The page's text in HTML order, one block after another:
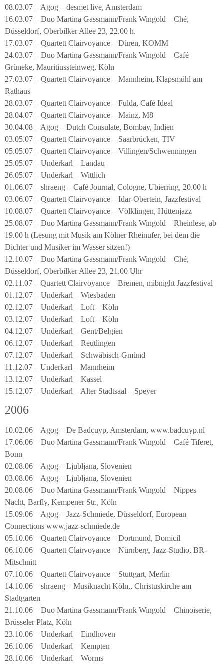
08.03.07 – Agog – desmet live, Amsterdam
16.03.07 – Duo Martina Gassmann/Frank Wingold – Ché,
Düsseldorf, Oberbilker Allee 23, 22.00 h.
17.03.07 – Quartett Clairvoyance – Düren, KOMM
24.03.07 – Duo Martina Gassmann/Frank Wingold – Café
Grüneke, Mauritiussteinweg, Köln
27.03.07 – Quartett Clairvoyance – Mannheim, Klapsmühl am
Rathaus
28.03.07 – Quartett Clairvoyance – Fulda, Café Ideal
28.04.07 – Quartett Clairvoyance – Mainz, M8
30.04.08 – Agog – Dutch Consulate, Bombay, Indien
03.05.07 – Quartett Clairvoyance – Saarbrücken, TIV
05.05.07 – Quartett Clairvoyance – Villingen/Schwenningen
25.05.07 – Underkarl – Landau
26.05.07 – Underkarl – Wittlich
01.06.07 – shraeng – Café Journal, Cologne, Ubierring, 20.00 h
03.06.07 – Quartett Clairvoyance – Idar-Obertein, Jazzfestival
10.08.07 – Quartett Clairvoyance – Völklingen, Hüttenjazz
25.08.07 – Duo Martina Gassmann/Frank Wingold – Rheinlese, ab
19.00 h (Lesung mit Musik am Kölner Rheinufer, bei dem die
Dichter und Musiker im Wasser sitzen!)
12.10.07 – Duo Martina Gassmann/Frank Wingold – Ché,
Düsseldorf, Oberbilker Allee 23, 21.00 Uhr
02.11.07 – Quartett Clairvoyance – Bremen, mibnight Jazzfestival
01.12.07 – Underkarl – Wiesbaden
02.12.07 – Underkarl – Loft – Köln
03.12.07 – Underkarl – Loft – Köln
04.12.07 – Underkarl – Gent/Belgien
06.12.07 – Underkarl – Reutlingen
07.12.07 – Underkarl – Schwäbisch-Gmünd
11.12.07 – Underkarl – Mannheim
13.12.07 – Underkarl – Kassel
15.12.07 – Underkarl – Alter Stadtsaal – Speyer
2006
10.02.06 – Agog – De Badcuyp, Amsterdam, www.badcuyp.nl
17.06.06 – Duo Martina Gassmann/Frank Wingold – Café Tiferet,
Bonn
02.08.06 – Agog – Ljubljana, Slovenien
03.08.06 – Agog – Ljubljana, Slovenien
20.08.06 – Duo Martina Gassmann/Frank Wingold – Nippes
Nacht, Barfly, Kempener Str., Köln
15.09.06 – Agog – Jazz-Schmiede, Düsseldorf, European
Connections www.jazz-schmiede.de
05.10.06 – Quartett Clairvoyance – Dortmund, Domicil
06.10.06 – Quartett Clairvoyance – Nürnberg, Jazz-Studio, BR-
Mitschnitt
07.10.06 – Quartett Clairvoyance – Stuttgart, Merlin
14.10.06 – shraeng – Musiknacht Köln,, Christuskirche am
Stadtgarten
21.10.06 – Duo Martina Gassmann/Frank Wingold – Chinoiserie,
Brüsseler Platz, Köln
23.10.06 – Underkarl – Eindhoven
26.10.06 – Underkarl – Kempten
28.10.06 – Underkarl – Worms